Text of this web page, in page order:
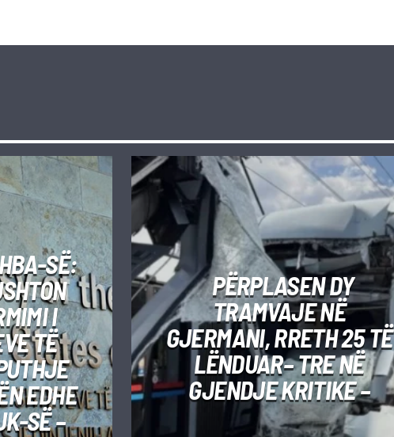
SË:
I
TË
EDHE
SË –
PËRPLASEN DY
TRAMVAJE NË
GJERMANI, RRETH 25 TË
LËNDUAR– TRE NË
GJENDJE KRITIKE –